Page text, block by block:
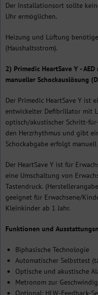
Der Installationsort sollte
Uhr ermöglichen.
Heizung und Lüftung
(Haushaltsstrom).
2) Primedic HeartSave Y -
manueller Schockauslösung
Der Primedic HeartSave Y ist
entwickelter Defibrillator mit
optisch/akustischer Schritt-
den Herzrhythmus und gibt
Schockabgabe erfolgt manuell
Der HeartSave Y ist für
eine Umschaltung von
Tastendruck.
geeignet für Erwachsene/
Kleinkinder ab 1 Jahr.
Funktionen und
Biphasische Technologie
Automatischer Selbsttest
Optische und akustische
Metronom zur
Optional: HLW-Feedback-